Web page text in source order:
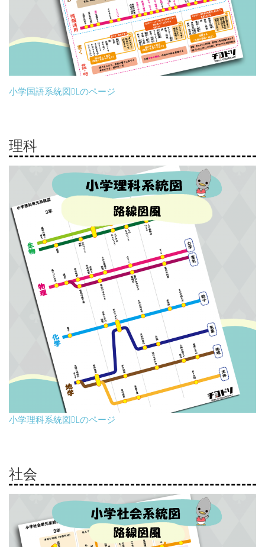
小学国語系統図DLのページ
理科
小学理科系統図DLのページ
社会